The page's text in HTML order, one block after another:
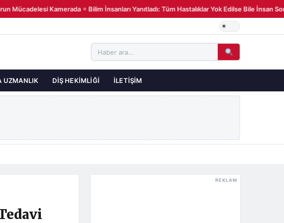
Mücadelesi Kamerada ● Bilim İnsanları Yanıtladı: Tüm Hastalıklar Yok Edilse Bile İnsan
UZMANLIK DIŞ HEKIMLIĞI İLETIŞIM
REKLAM